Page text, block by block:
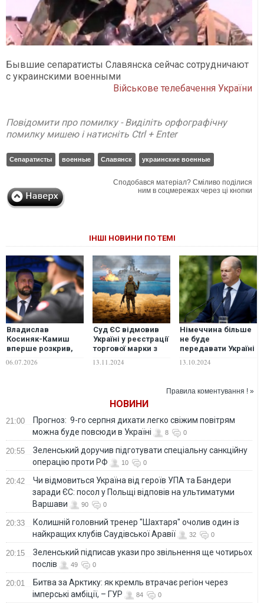
Бывшие сепаратисты Славянска сейчас сотрудничают
с украинскими военными
Військове телебачення України
Повідомити про помилку - Виділіть орфографічну
помилку мишею і натисніть Ctrl + Enter
Сепаратисты военные Славянск украинские военные
Сподобався матеріал? Сміливо поділися
ним в соцмережах через ці кнопки
ІНШІ НОВИНИ ПО ТЕМІ
Владислав
Косиняк-Камиш
вперше розкрив,
витратила на
06.07.2026
Суд ЄС відмовив
Україні у реєстрації
торгової марки з
військовим
13.11.2024
Німеччина більше
не буде
передавати Україні
BILD
13.10.2024
Правила коментування ! »
НОВИНИ
21:00
Прогноз: 9-го серпня дихати легко свіжим повітрям
можна буде повсюди в Україні
8 0
20:55
Зеленський доручив підготувати спеціальну санкційну
операцію проти РФ
10 0
20:42
Чи відмовиться Україна від героїв УПА та Бандери
заради ЄС: посол у Польщі відповів на ультиматуми
Варшави
90 0
20:33
Колишній головний тренер "Шахтаря" очолив один із
найкращих клубів Саудівської Аравії
32 0
20:15
Зеленський підписав укази про звільнення ще чотирьох
послів
49 0
20:01
Битва за Арктику: як кремль втрачає регіон через
імперські амбіції, – ГУР
84 0